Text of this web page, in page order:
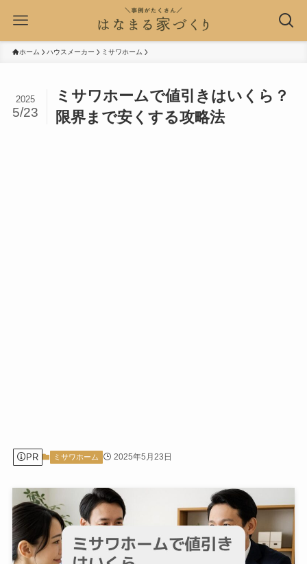
ホーム ハウスメーカー ミサワホーム
ミサワホームで値引きはいくら？
限界まで安くする攻略法
2025
5/23
PR ミサワホーム 2025年5月23日